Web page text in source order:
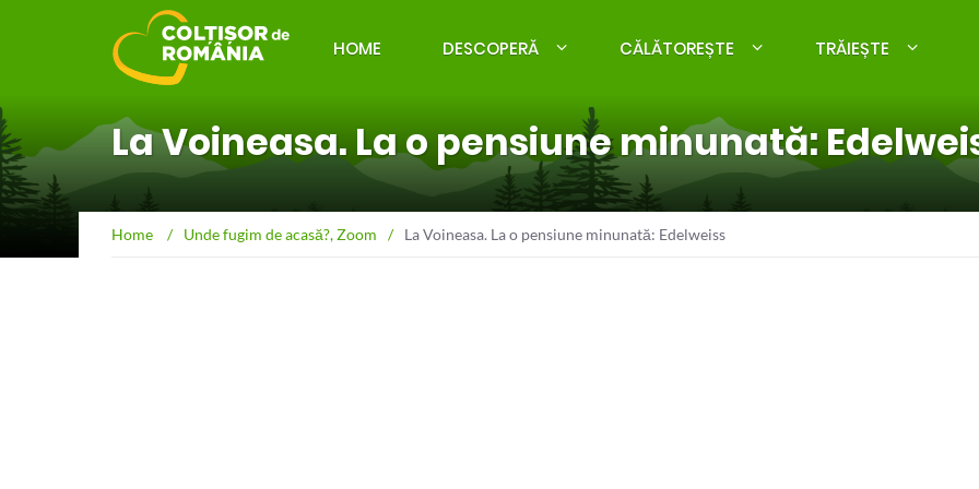
HOME DESCOPERĂ CĂLĂTOREȘTE TRĂIEȘTE
La Voineasa. La o pensiune minunată:
Home / Unde fugim de acasă?,Zoom / La Voineasa. La o pensiune minunată: Edelweiss